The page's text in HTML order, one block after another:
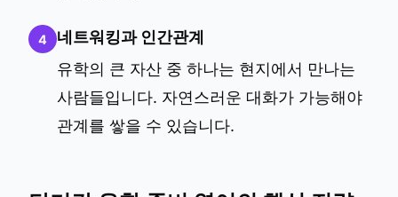
4
네트워킹과 인간관계
유학의 큰 자산 중 하나는 현지에서 만나는
사람들입니다. 자연스러운 대화가 가능해야
관계를 쌓을 수 있습니다.